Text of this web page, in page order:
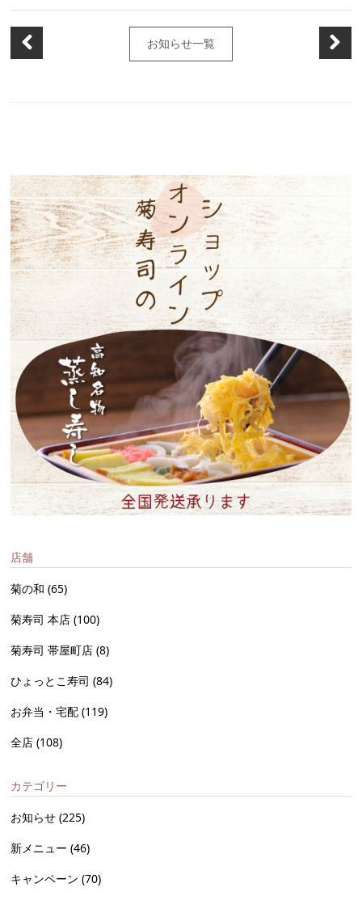
お知らせ一覧
店舗
菊の和(65)
菊寿司 本店(100)
菊寿司 帯屋町店(8)
ひょっとこ寿司(84)
お弁当・宅配(119)
全店(108)
カテゴリー
お知らせ(225)
新メニュー(46)
キャンペーン(70)